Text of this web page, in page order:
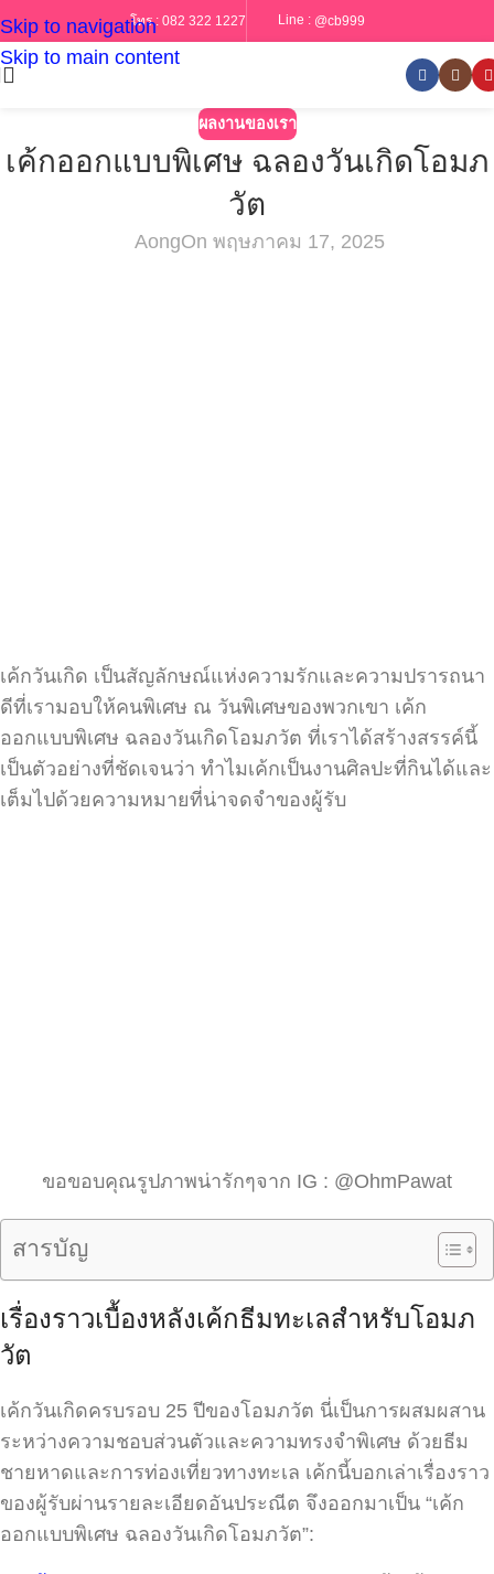
Skip to navigation
Skip to main content
โทร : 082 322 1227 Line : @cb999
ผลงานของเรา
เค้กออกแบบพิเศษ ฉลองวันเกิดโอมภ
วัต
AongOn พฤษภาคม 17, 2025
เค้กวันเกิด เป็นสัญลักษณ์แห่งความรักและความปรารถนา
ดีที่เรามอบให้คนพิเศษ ณ วันพิเศษของพวกเขา เค้ก
ออกแบบพิเศษ ฉลองวันเกิดโอมภวัต ที่เราได้สร้างสรรค์นี้
เป็นตัวอย่างที่ชัดเจนว่า ทำไมเค้กเป็นงานศิลปะที่กินได้และ
เต็มไปด้วยความหมายที่น่าจดจำของผู้รับ
ขอขอบคุณรูปภาพน่ารักๆจาก IG : @OhmPawat
สารบัญ
เรื่องราวเบื้องหลังเค้กธีมทะเลสำหรับโอมภ
วัต
เค้กวันเกิดครบรอบ 25 ปีของโอมภวัต นี่เป็นการผสมผสาน
ระหว่างความชอบส่วนตัวและความทรงจำพิเศษ ด้วยธีม
ชายหาดและการท่องเที่ยวทางทะเล เค้กนี้บอกเล่าเรื่องราว
ของผู้รับผ่านรายละเอียดอันประณีต จึงออกมาเป็น “เค้ก
ออกแบบพิเศษ ฉลองวันเกิดโอมภวัต”: